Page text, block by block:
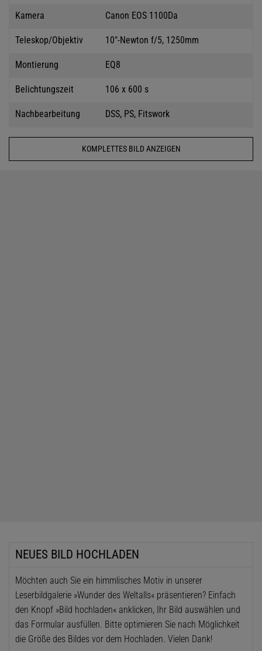
Kamera Canon EOS 1100Da
Teleskop/Objektiv 10"-Newton f/5, 1250mm
Montierung EQ8
Belichtungszeit 106 x 600 s
Nachbearbeitung DSS, PS, Fitswork
KOMPLETTES BILD ANZEIGEN
NEUES BILD HOCHLADEN
Möchten auch Sie ein himmlisches Motiv in unserer
Leserbildgalerie »Wunder des Weltalls« präsentieren? Einfach
den Knopf »Bild hochladen« anklicken, Ihr Bild auswählen und
das Formular ausfüllen. Bitte optimieren Sie nach Möglichkeit
die Größe des Bildes vor dem Hochladen. Vielen Dank!